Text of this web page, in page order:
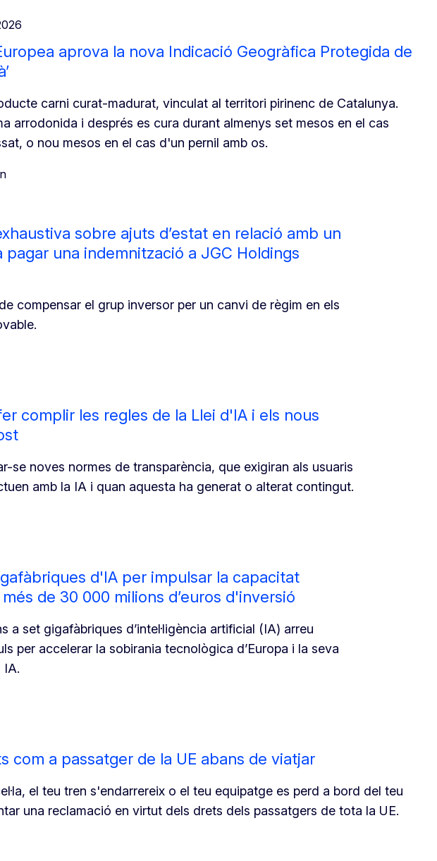
aprova la nova Indicació Geogràfica Protegida de
carni curat-madurat, vinculat al territori pirinenc de Catalunya.
arrodonida i després es cura durant almenys set mesos en el cas
o nou mesos en el cas d'un pernil amb os.
sobre ajuts d’estat en relació amb un
una indemnització a JGC Holdings
compensar el grup inversor per un canvi de règim en els
complir les regles de la Llei d'IA i els nous
se noves normes de transparència, que exigiran als usuaris
amb la IA i quan aquesta ha generat o alterat contingut.
d'IA per impulsar la capacitat
de 30 000 milions d’euros d'inversió
a set gigafàbriques d’intel·ligència artificial (IA) arreu
per accelerar la sobirania tecnològica d’Europa i la seva
IA.
com a passatger de la UE abans de viatjar
el teu tren s'endarrereix o el teu equipatge es perd a bord del teu
una reclamació en virtut dels drets dels passatgers de tota la UE.